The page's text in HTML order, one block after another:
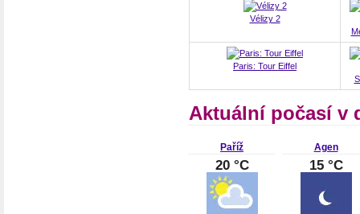
Vélizy 2
Paris: Tour Eiffel
Aktuální počasí v
Paříž
20 °C
Agen
15 °C